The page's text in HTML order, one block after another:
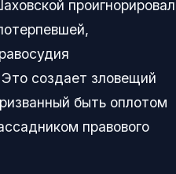
проигнорировал
создает зловещий
быть оплотом
правового